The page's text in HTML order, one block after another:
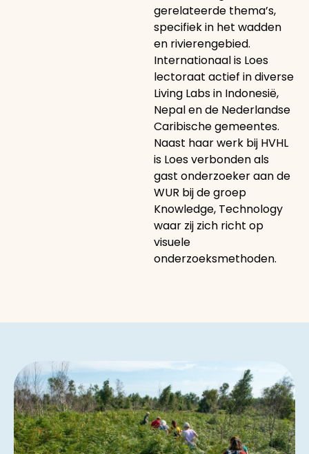
gerelateerde thema’s,
specifiek in het wadden
en rivierengebied.
Internationaal is Loes
lectoraat actief in diverse
Living Labs in Indonesië,
Nepal en de Nederlandse
Caribische gemeentes.
Naast haar werk bij HVHL
is Loes verbonden als
gast onderzoeker aan de
WUR bij de groep
Knowledge, Technology
waar zij zich richt op
visuele
onderzoeksmethoden.